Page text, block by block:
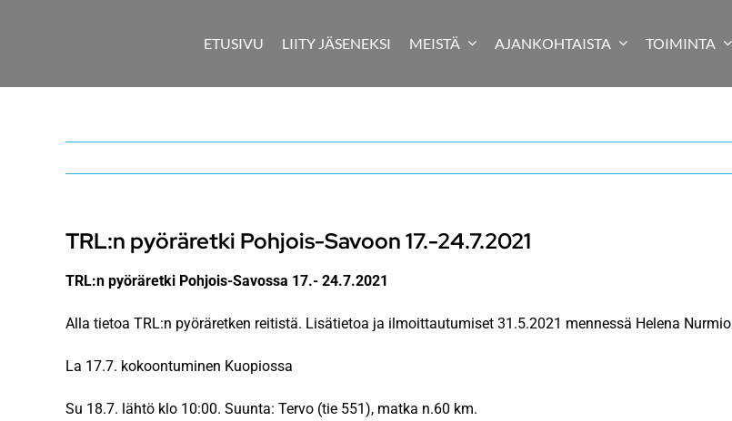
ETUSIVU LIITY JÄSENEKSI MEISTÄ AJANKOHTAISTA TOIMINTA
TRL:n pyöräretki Pohjois-Savoon 17.-24.7.2021
TRL:n pyöräretki Pohjois-Savossa 17.- 24.7.2021
Alla tietoa TRL:n pyöräretken reitistä. Lisätietoa ja ilmoittautumiset 31.5.2021 mennessä Helena Nurmio
La 17.7. kokoontuminen Kuopiossa
Su 18.7. lähtö klo 10:00. Suunta: Tervo (tie 551), matka n.60 km.